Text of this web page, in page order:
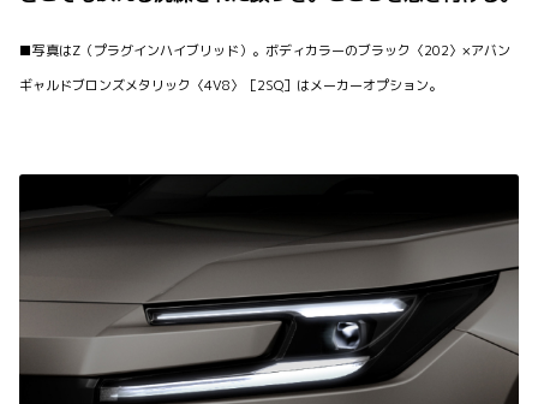
■写真はZ（プラグインハイブリッド）。ボディカラーのブラック〈202〉×アバン
ギャルドブロンズメタリック〈4V8〉［2SQ］はメーカーオプション。